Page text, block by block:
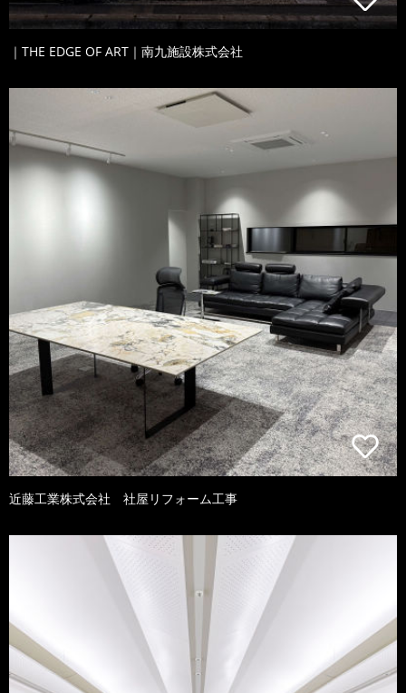
｜THE EDGE OF ART｜南九施設株式会社
近藤工業株式会社 社屋リフォーム工事